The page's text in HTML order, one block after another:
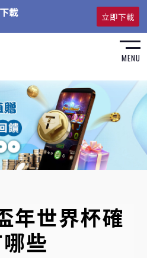
載 立即下載
MENU
年世界杯確
些